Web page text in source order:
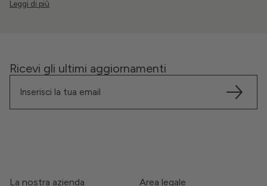
Ricevi gli ultimi aggiornamenti
La nostra azienda Area legale